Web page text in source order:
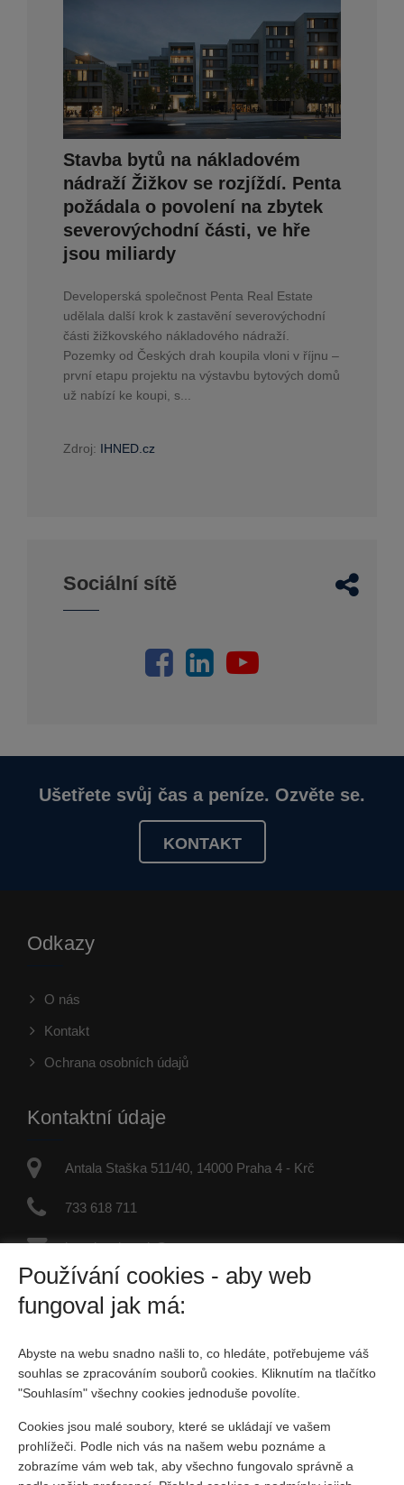
Stavba bytů na nákladovém
nádraží Žižkov se rozjíždí. Penta
požádala o povolení na zbytek
severovýchodní části, ve hře
jsou miliardy
Developerská společnost Penta Real Estate
udělala další krok k zastavění severovýchodní
části žižkovského nákladového nádraží.
Pozemky od Českých drah koupila vloni v říjnu –
první etapu projektu na výstavbu bytových domů
už nabízí ke koupi, s...
Zdroj: IHNED.cz
Sociální sítě
Ušetřete svůj čas a peníze. Ozvěte se.
KONTAKT
Odkazy
O nás
Kontakt
Ochrana osobních údajů
Kontaktní údaje
Antala Staška 511/40, 14000 Praha 4 - Krč
733 618 711
jaroslav.dvorak@re-max.cz
IČO: 45877246
Fyzická osoba zapsaná v živnostenském rejstříku
Sociální sítě
Používání cookies - aby web
fungoval jak má:
Abyste na webu snadno našli to, co hledáte, potřebujeme váš
souhlas se zpracováním souborů cookies. Kliknutím na tlačítko
"Souhlasím" všechny cookies jednoduše povolíte.
Cookies jsou malé soubory, které se ukládají ve vašem
prohlížeči. Podle nich vás na našem webu poznáme a
zobrazíme vám web tak, aby všechno fungovalo správně a